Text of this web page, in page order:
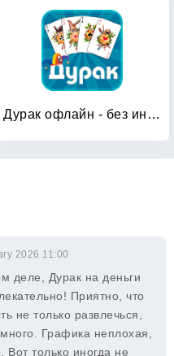
Дурак офлайн - без интернета
2026 11:00
деле, Дурак на деньги
Приятно, что
не только развлечься,
Графика неплохая,
Вот только иногда не